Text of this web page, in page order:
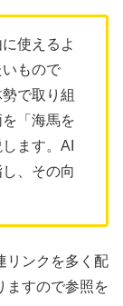
使えるよ
もので
で取り組
「海馬を
ます。AI
、その向
リンクを多く配
ますので参照を